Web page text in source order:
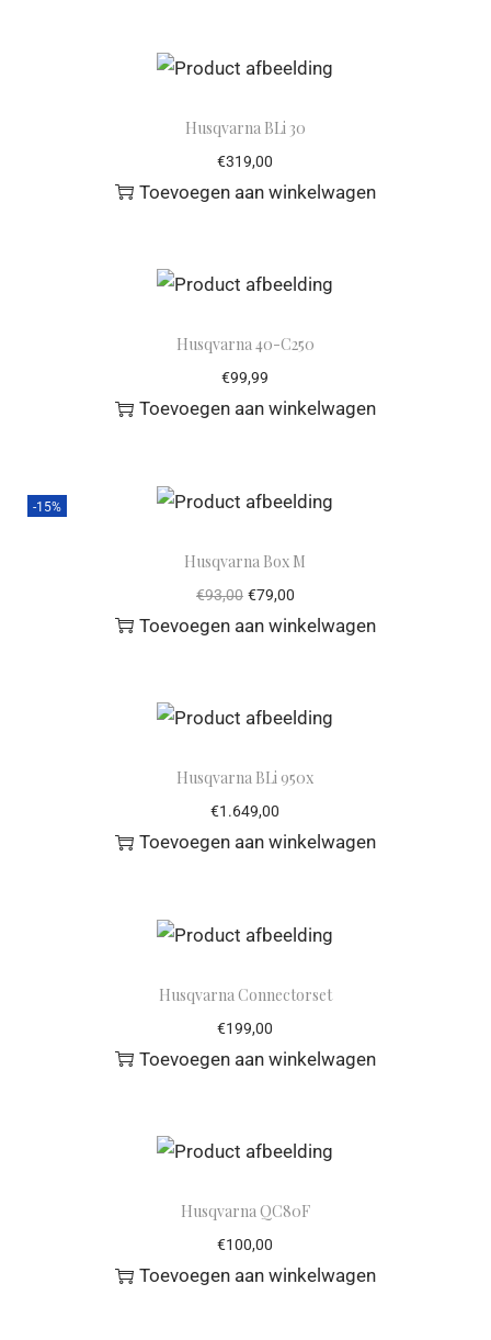
Husqvarna BLi 30
€319,00
Toevoegen aan winkelwagen
Husqvarna 40-C250
€99,99
Toevoegen aan winkelwagen
-15%
Husqvarna Box M
€93,00 €79,00
Toevoegen aan winkelwagen
Husqvarna BLi 950x
€1.649,00
Toevoegen aan winkelwagen
Husqvarna Connectorset
€199,00
Toevoegen aan winkelwagen
Husqvarna QC80F
€100,00
Toevoegen aan winkelwagen